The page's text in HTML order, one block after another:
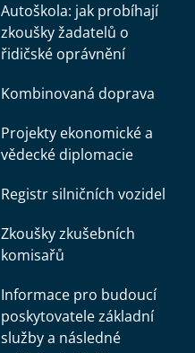
Autoškola: jak probíhají
zkoušky žadatelů o
řidičské oprávnění
Kombinovaná doprava
Projekty ekonomické a
vědecké diplomacie
Registr silničních vozidel
Zkoušky zkušebních
komisařů
Informace pro budoucí
poskytovatele základní
služby a následné